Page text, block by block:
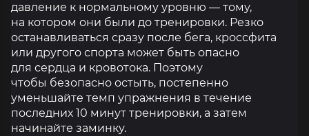
давление к нормальному уровню — тому,
на котором они были до тренировки. Резко
останавливаться сразу после бега, кроссфита
или другого спорта может быть опасно
для сердца и кровотока. Поэтому
чтобы безопасно остыть, постепенно
уменьшайте темп упражнения в течение
последних 10 минут тренировки, а затем
начинайте заминку.